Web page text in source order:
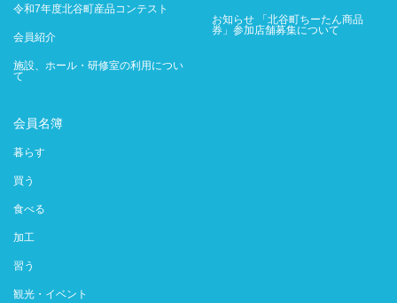
令和7年度北谷町産品コンテスト
会員紹介
施設、ホール・研修室の利用につい
て
お知らせ 「北谷町ちーたん商品
券」参加店舗募集について
会員名簿
暮らす
買う
食べる
加工
習う
観光・イベント